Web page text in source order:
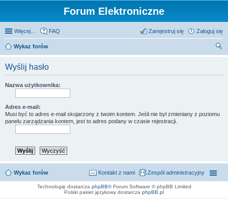
Forum Elektroniczne
Więcej… FAQ Zaloguj się
Zarejestruj się
Wykaz forów
Wyślij hasło
Nazwa użytkownika:
Adres e-mail:
Musi być to adres e-mail skojarzony z twoim kontem. Jeśli nie był zmieniany z poziomu
panelu zarządzania kontem, jest to adres podany w czasie rejestracji.
Wykaz forów Zespół administracyjny
Kontakt z nami
Technologię dostarcza phpBB® Forum Software © phpBB Limited
Polski pakiet językowy dostarcza phpBB.pl